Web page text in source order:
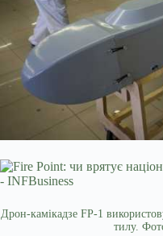
Дрон-камікадзе FP-1
тилу.